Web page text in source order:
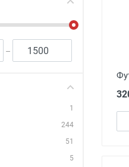
(353)
(59)
–
1
244
51
5